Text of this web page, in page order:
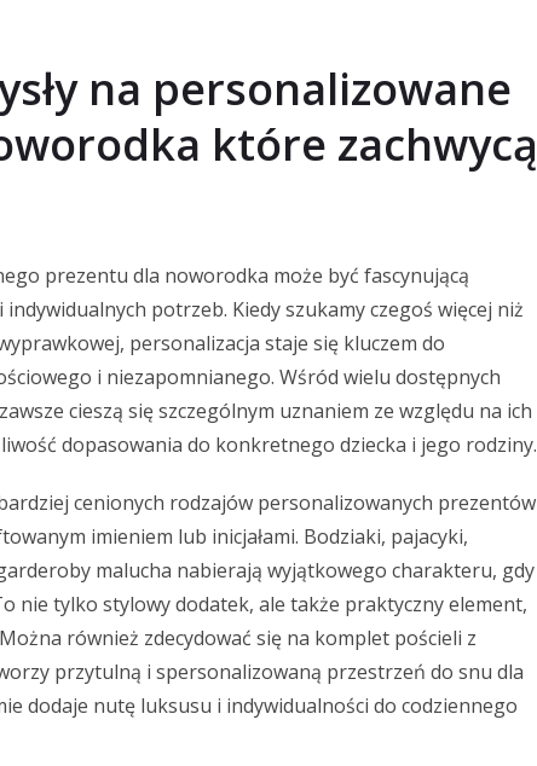
na personalizowane
które zachwycą
prezentu dla noworodka może być fascynującą
potrzeb. Kiedy szukamy czegoś więcej niż
personalizacja staje się kluczem do
i niezapomnianego. Wśród wielu dostępnych
cieszą się szczególnym uznaniem ze względu na ich
dopasowania do konkretnego dziecka i jego rodziny.
cenionych rodzajów personalizowanych prezentów
imieniem lub inicjałami. Bodziaki, pajacyki,
malucha nabierają wyjątkowego charakteru, gdy
nie tylko stylowy dodatek, ale także praktyczny element,
również zdecydować się na komplet pościeli z
przytulną i spersonalizowaną przestrzeń do snu dla
dodaje nutę luksusu i indywidualności do codziennego